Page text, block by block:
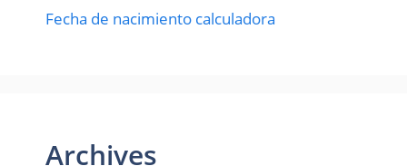
Fecha de nacimiento calculadora
Archives